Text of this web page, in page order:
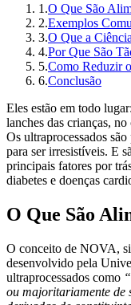
1 .O Que São
2.Exemplos
3.O Que a
4.Por Que São
5.Como Reduzir
6.Conclusão
Eles estão em todo
lanches das crianças,
Os ultraprocessados
para ser irresistíveis. E
principais fatores por
diabetes e doenças
O Que São
O conceito de NOVA,
desenvolvido pela
ultraprocessados como
ou majoritariamente de